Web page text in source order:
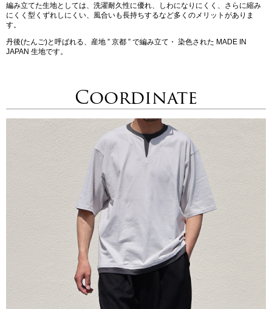
編み立てた生地としては、洗濯耐久性に優れ、しわになりにくく、さらに縮み
にくく型くずれしにくい、風合いも長持ちするなど多くのメリットがありま
す。
丹後(たんご)と呼ばれる、産地 ” 京都 ” で編み立て・ 染色された MADE IN
JAPAN 生地です。
Coordinate